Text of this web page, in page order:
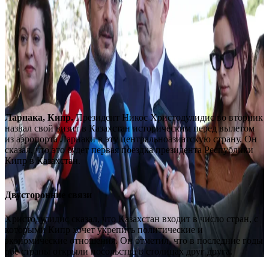
Ларнака, Кипр.Президент Никос Христодулидис во вторник
назвал свой визит в Казахстан историческим перед вылетом
из аэропорта Ларнаки в эту центральноазиатскую страну. Он
сказал, что это будет первая поездка президента Республики
Кипр в Казахстан.
Двусторонние связи
Христодулидис сказал, что Казахстан входит в число стран, с
которыми Кипр хочет укрепить политические и
экономические отношения. Он отметил, что в последние годы
обе страны открыли посольства в столицах друг друга.